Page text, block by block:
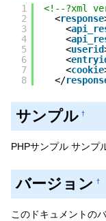
1
2
3
4
5
6
7
8
<!--?xml
<response
<
<
<userid
<
<cookie
</
サンプル †
PHPサンプル サンプ
バージョン †
このドキュメントの